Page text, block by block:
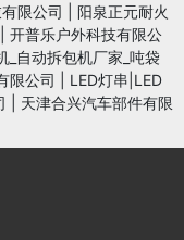
限公司
阳泉正元耐火
开普乐户外科技有限公
_自动拆包机厂家_吨袋
限公司
LED灯串|LED
天津合兴汽车部件有限